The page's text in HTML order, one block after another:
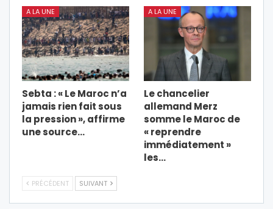
A LA UNE
Sebta : « Le Maroc n’a
jamais rien fait sous
la pression », affirme
une source…
A LA UNE
Le chancelier
allemand Merz
somme le Maroc de
« reprendre
immédiatement »
les…
PRÉCÉDENT SUIVANT